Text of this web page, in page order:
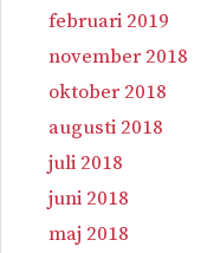
februari 2019
november 2018
oktober 2018
augusti 2018
juli 2018
juni 2018
maj 2018